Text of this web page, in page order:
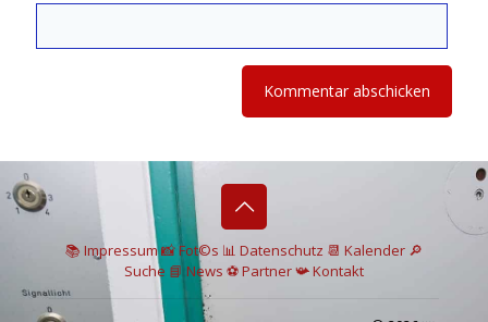
📚 Impressum📸Fot©s 📊 Datenschutz 📆 Kalender 🔎
Suche 📘 News ⚽Partner📯Kontakt